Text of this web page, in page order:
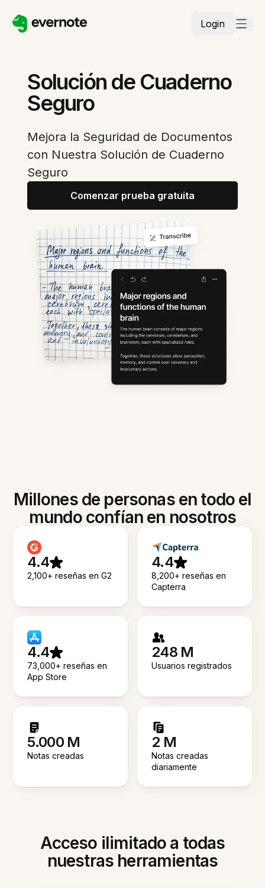
Login
Solución de Cuaderno
Seguro
Mejora la Seguridad de Documentos
con Nuestra Solución de Cuaderno
Seguro
Comenzar prueba gratuita
Millones de personas en todo el
mundo confían en nosotros
4.4
2,100+ reseñas en G2
4.4
8,200+ reseñas en
Capterra
4.4
73,000+ reseñas en
App Store
248 M
Usuarios registrados
5.000 M
Notas creadas
2 M
Notas creadas
diariamente
Acceso ilimitado a todas
nuestras herramientas